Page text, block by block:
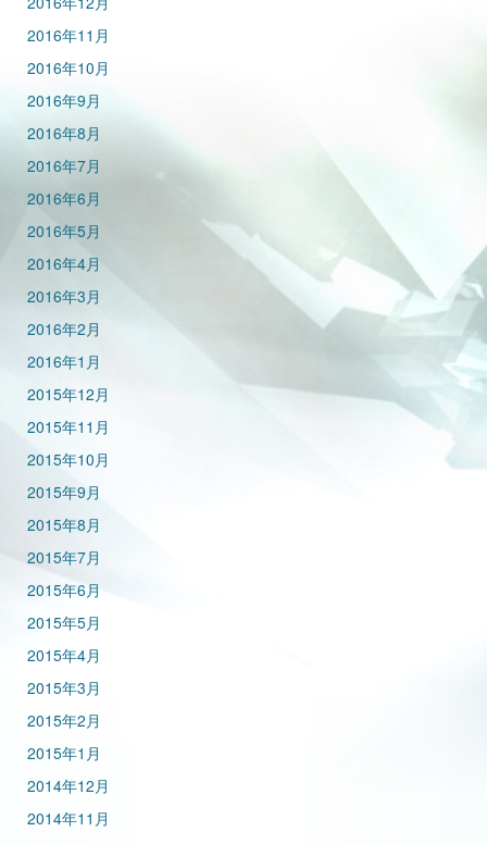
2016年11月
2016年10月
2016年9月
2016年8月
2016年7月
2016年6月
2016年5月
2016年4月
2016年3月
2016年2月
2016年1月
2015年12月
2015年11月
2015年10月
2015年9月
2015年8月
2015年7月
2015年6月
2015年5月
2015年4月
2015年3月
2015年2月
2015年1月
2014年12月
2014年11月